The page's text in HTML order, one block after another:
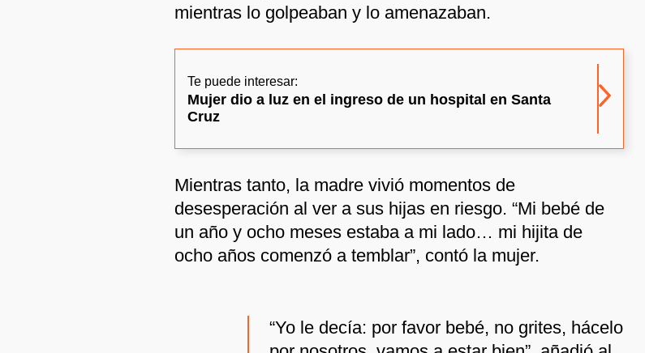
mientras lo golpeaban y lo amenazaban.
Te puede interesar:
Mujer dio a luz en el ingreso de un hospital en Santa
Cruz
Mientras tanto, la madre vivió momentos de
desesperación al ver a sus hijas en riesgo. “Mi bebé de
un año y ocho meses estaba a mi lado… mi hijita de
ocho años comenzó a temblar”, contó la mujer.
“Yo le decía: por favor bebé, no grites, hácelo